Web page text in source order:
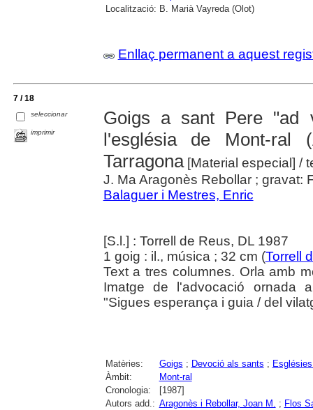
Localització: B. Marià Vayreda (Olot)
Enllaç permanent a aquest
7 / 18
seleccionar
imprimir
Goigs a sant Pere "ad
l'església de Mont-ral
Tarragona[Material especial] /
J. Ma Aragonès Rebollar ; gravat:
Balaguer i Mestres, Enric
[S.l.] : Torrell de Reus, DL 1987
1 goig : il., música ; 32 cm (Torrell
Text a tres columnes. Orla amb
Imatge de l'advocació ornada
"Sigues esperança i guia / del
Matèries: Goigs ; Devoció als sants ;
Àmbit:
Mont-ral
Cronologia:
[1987]
Autors add.: Aragonès i Rebollar, Joan M. ; Flos